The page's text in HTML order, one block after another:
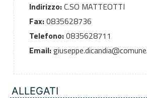
Indirizzo:C.SO MATTEOTTI
Fax:0835628736
Telefono:0835628711
Email:
ALLEGATI